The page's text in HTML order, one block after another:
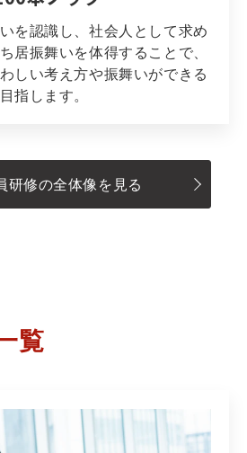
を認識し、社会人として求め
居振舞いを体得することで、
しい考え方や振舞いができる
指します。
研修の全体像を見る
覧